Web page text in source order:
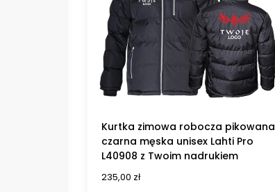
Kurtka zimowa robocza pikowana
czarna męska unisex Lahti Pro
L40908 z Twoim nadrukiem
235,00 zł